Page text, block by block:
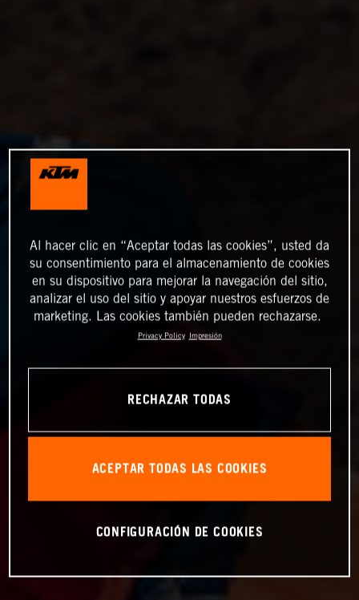
Al hacer clic en “Aceptar todas las cookies”, usted da
su consentimiento para el almacenamiento de cookies
en su dispositivo para mejorar la navegación del sitio,
analizar el uso del sitio y apoyar nuestros esfuerzos de
marketing. Las cookies también pueden rechazarse.
Privacy Policy Impresión
RECHAZAR TODAS
ACEPTAR TODAS LAS COOKIES
CONFIGURACIÓN DE COOKIES